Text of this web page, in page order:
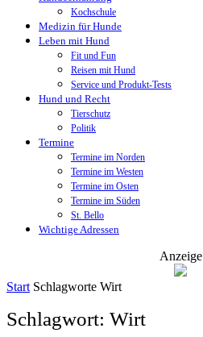
Kochschule
Medizin für Hunde
Leben mit Hund
Fit und Fun
Reisen mit Hund
Service und Produkt-Tests
Hund und Recht
Tierschutz
Politik
Termine
Termine im Norden
Termine im Westen
Termine im Osten
Termine im Süden
St. Bello
Wichtige Adressen
Anzeige
Start Schlagworte Wirt
Schlagwort: Wirt